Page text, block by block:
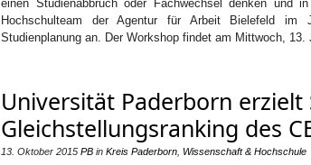
einen Studienabbruch oder Fachwechsel denken und
Hochschulteam der Agentur für Arbeit Bielefeld im
Studienplanung an. Der Workshop findet am Mittwoch,
Universität Paderborn
Gleichstellungsranking des
13. Oktober 2015 PB in Kreis Paderborn Wissenschaft & Hochschule